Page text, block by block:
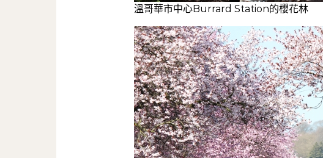
溫哥華市中心Burrard Station的櫻花林